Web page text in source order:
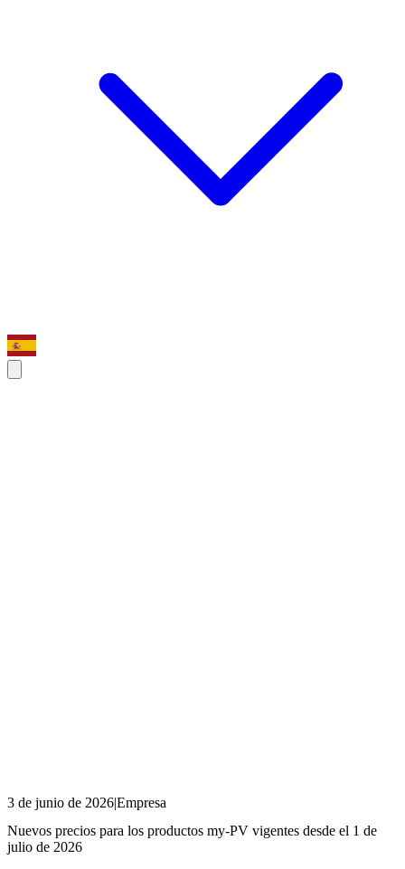
3 de junio de 2026|Empresa
Nuevos precios para los productos my-PV vigentes desde el 1 de
julio de 2026